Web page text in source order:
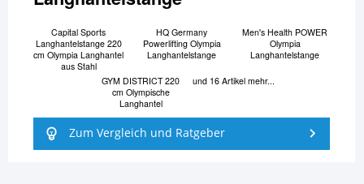
Capital Sports
Langhantelstange 220
cm Olympia Langhantel
aus Stahl
HQ Germany
Powerlifting Olympia
Langhantelstange
Men's Health POWER
Olympia
Langhantelstange
GYM DISTRICT 220
cm Olympische
Langhantel
und 16 Artikel mehr...
Zum Vergleich und Ratgeber